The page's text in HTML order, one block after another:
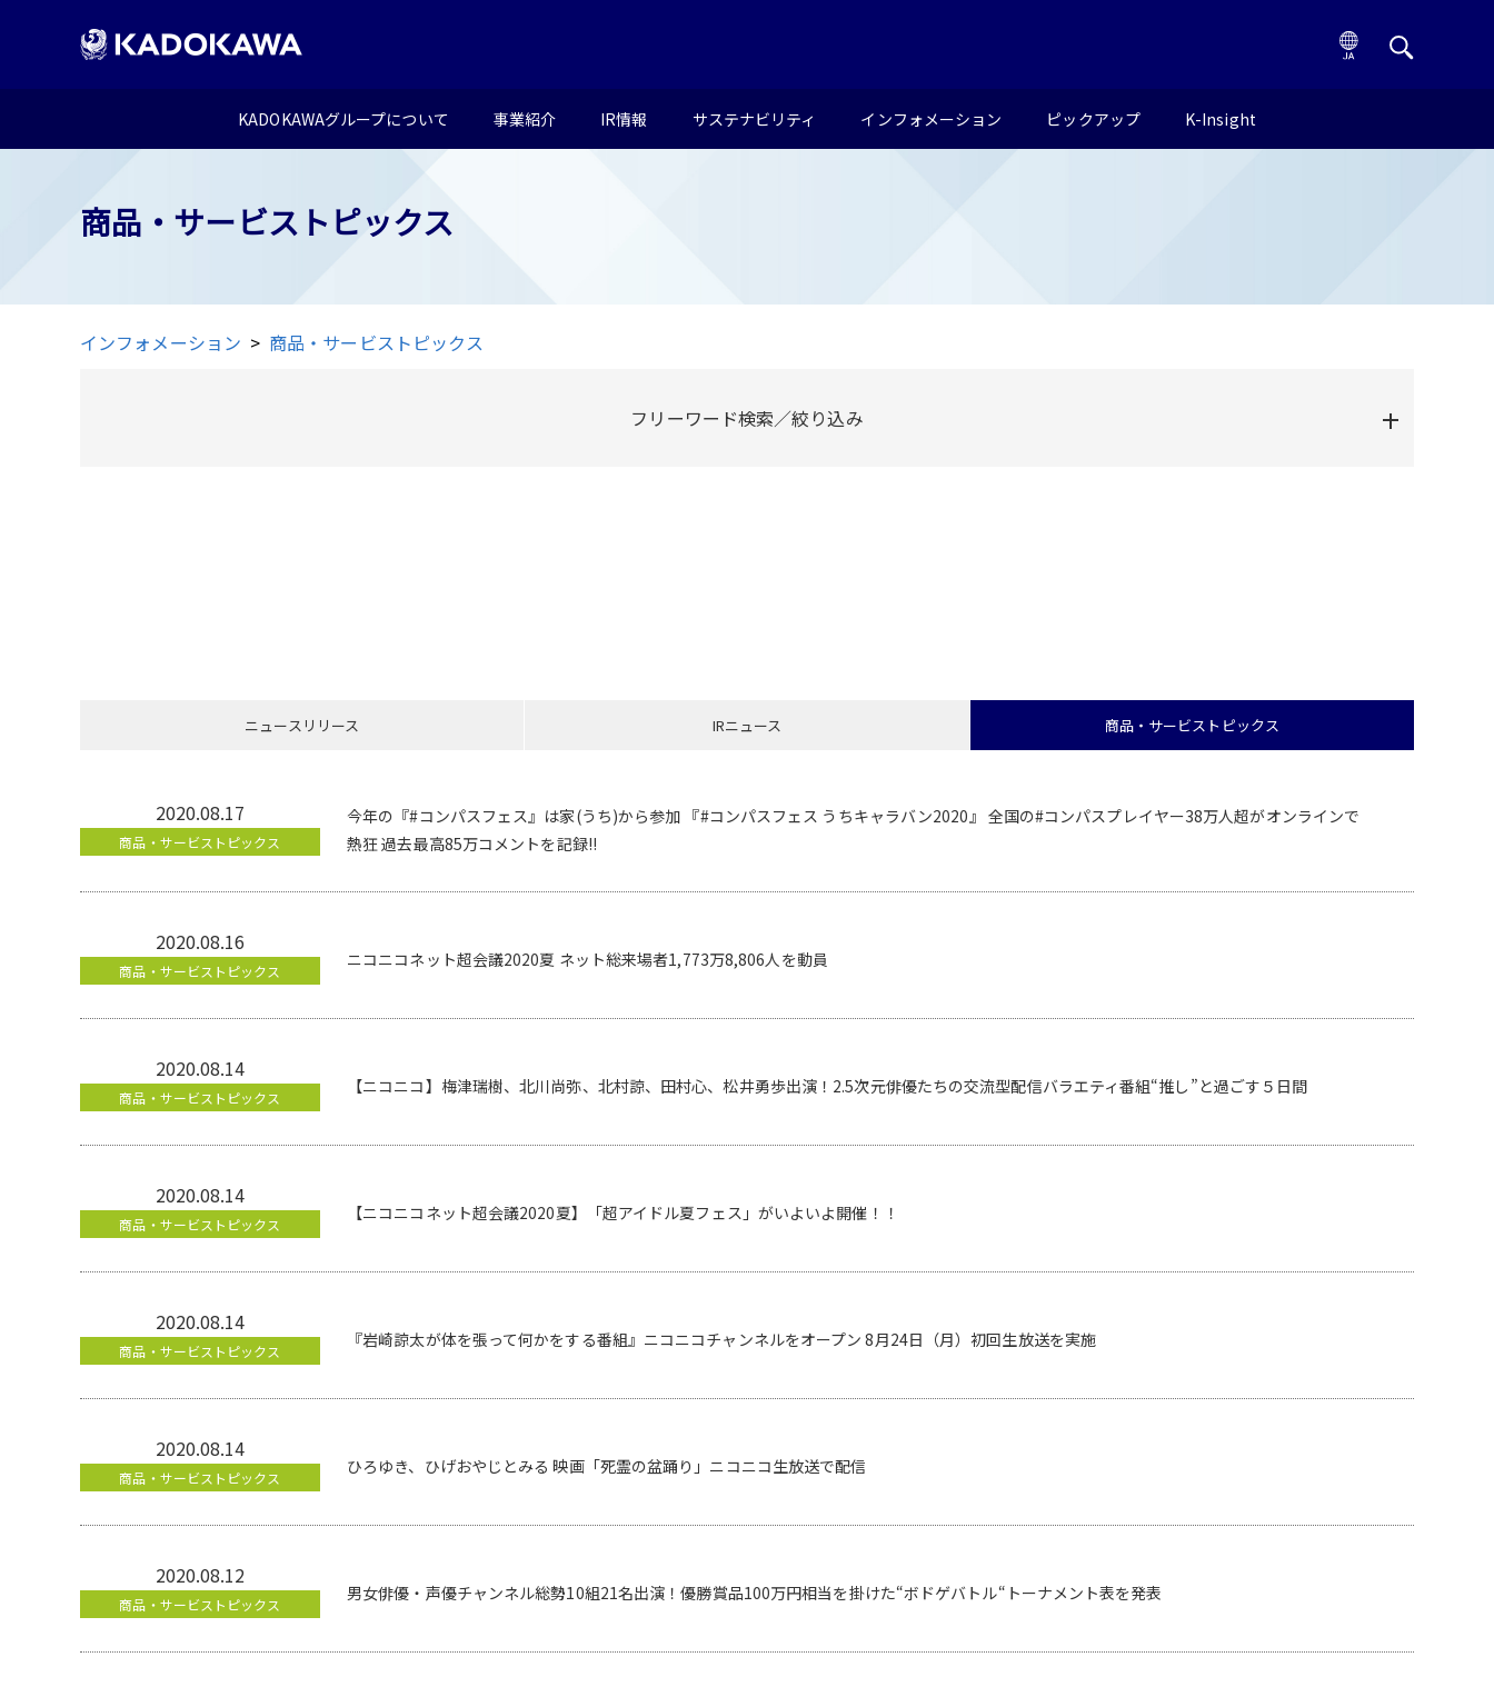
KADOKAWAグループについて 事業紹介 IR情報 サステナビリティ インフォメーション ピックアップ K-Insight
商品・サービストピックス
インフォメーション 商品・サービストピックス
フリーワード検索／絞り込み
ニュースリリース IRニュース 商品・サービス トピックス
2020.08.17
商品・サービストピックス
今年の『#コンパスフェス』は家(うち)から参加 『#コンパスフェス うちキャラバン2020』 全国の#コンパスプレイヤー38万人超がオンラインで
熱狂 過去最高85万コメントを記録!!
2020.08.16
商品・サービストピックス
ニコニコネット超会議2020夏 ネット総来場者1,773万8,806人を動員
2020.08.14
商品・サービストピックス
【ニコニコ】梅津瑞樹、北川尚弥、北村諒、田村心、松井勇歩出演！2.5次元俳優たちの交流型配信バラエティ番組“推し”と過ごす５日間
2020.08.14
商品・サービストピックス
【ニコニコネット超会議2020夏】「超アイドル夏フェス」がいよいよ開催！！
2020.08.14
商品・サービストピックス
『岩崎諒太が体を張って何かをする番組』ニコニコチャンネルをオープン 8月24日（月）初回生放送を実施
2020.08.14
商品・サービストピックス
ひろゆき、ひげおやじとみる 映画「死霊の盆踊り」ニコニコ生放送で配信
2020.08.12
商品・サービストピックス
男女俳優・声優チャンネル総勢10組21名出演！優勝賞品100万円相当を掛けた“ボドゲバトル“トーナメント表を発表